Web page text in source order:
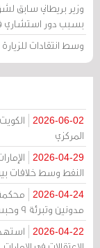
وزير بريطاني سابق
بسبب دور استشاري
وسط انتقادات
2026-06-02
المركزي
2026-04-29
النفط وسط خلافات
2026-04-24
مدونين وتبرئة 9 وحبس 18 متهماً بالتعاطف مع إيران
2026-04-22